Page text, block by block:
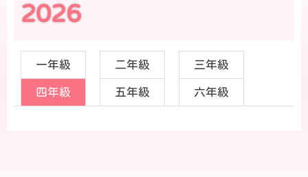
2026
一年級 二年級 三年級
四年級 五年級 六年級